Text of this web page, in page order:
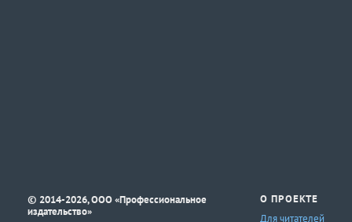
© 2014-2026, ООО «Профессиональное
издательство»
О ПРОЕКТЕ
Для читателей